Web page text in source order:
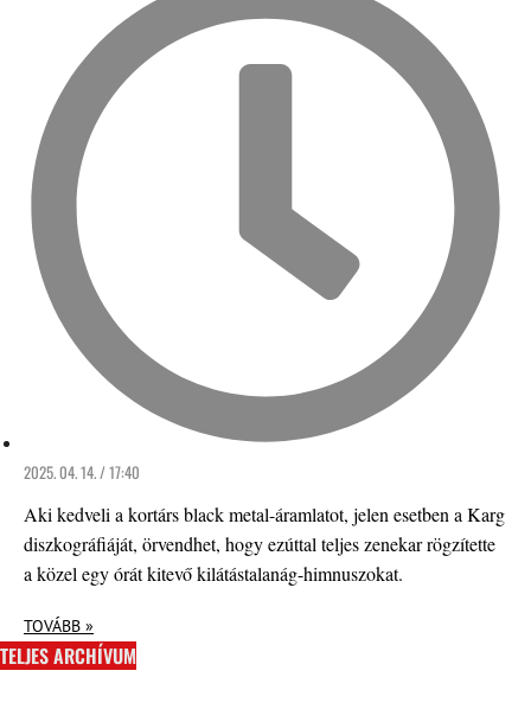
2025. 04. 14. / 17:40
Aki kedveli a kortárs black metal-áramlatot, jelen esetben a Karg
diszkográfiáját, örvendhet, hogy ezúttal teljes zenekar rögzítette
a közel egy órát kitevő kilátástalanág-himnuszokat.
TOVÁBB »
TELJES ARCHÍVUM